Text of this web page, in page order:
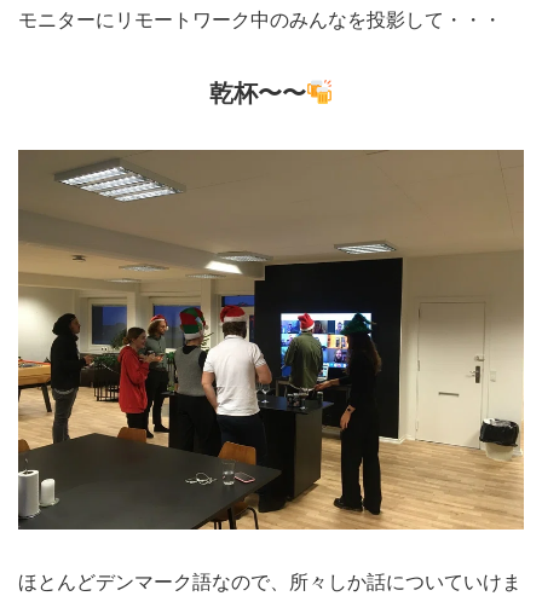
モニターにリモートワーク中のみんなを投影して・・・
乾杯〜〜
ほとんどデンマーク語なので、所々しか話についていけま